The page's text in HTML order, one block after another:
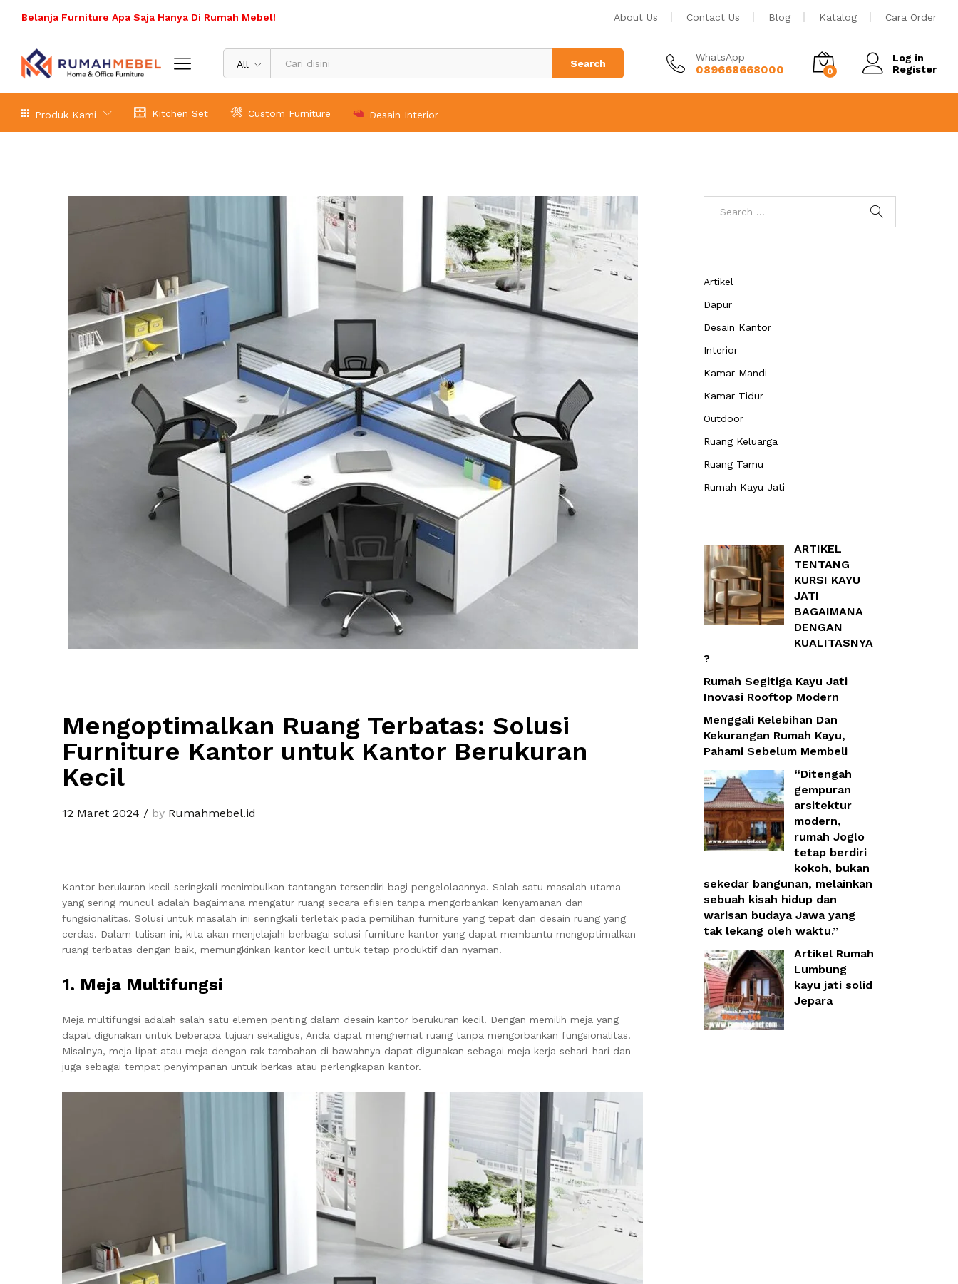
Belanja Furniture Apa Saja Hanya Di Rumah Mebel! About Us Contact Us Blog Katalog Cara Order
All Search
WhatsApp
089668668000 0
Log in
Register
Produk Kami Kitchen Set Custom Furniture Desain Interior
Mengoptimalkan Ruang Terbatas: Solusi
Furniture Kantor untuk Kantor Berukuran
Kecil
12 Maret 2024 / by Rumahmebel.id
Kantor berukuran kecil seringkali menimbulkan tantangan tersendiri bagi pengelolaannya. Salah satu masalah utama
yang sering muncul adalah bagaimana mengatur ruang secara efisien tanpa mengorbankan kenyamanan dan
fungsionalitas. Solusi untuk masalah ini seringkali terletak pada pemilihan furniture yang tepat dan desain ruang yang
cerdas. Dalam tulisan ini, kita akan menjelajahi berbagai solusi furniture kantor yang dapat membantu mengoptimalkan
ruang terbatas dengan baik, memungkinkan kantor kecil untuk tetap produktif dan nyaman.
1. Meja Multifungsi
Meja multifungsi adalah salah satu elemen penting dalam desain kantor berukuran kecil. Dengan memilih meja yang
dapat digunakan untuk beberapa tujuan sekaligus, Anda dapat menghemat ruang tanpa mengorbankan fungsionalitas.
Misalnya, meja lipat atau meja dengan rak tambahan di bawahnya dapat digunakan sebagai meja kerja sehari-hari dan
juga sebagai tempat penyimpanan untuk berkas atau perlengkapan kantor.
Artikel
Dapur
Desain Kantor
Interior
Kamar Mandi
Kamar Tidur
Outdoor
Ruang Keluarga
Ruang Tamu
Rumah Kayu Jati
ARTIKEL
TENTANG
KURSI KAYU
JATI
BAGAIMANA
DENGAN
KUALITASNYA
?
Rumah Segitiga Kayu Jati
Inovasi Rooftop Modern
Menggali Kelebihan Dan
Kekurangan Rumah Kayu,
Pahami Sebelum Membeli
“Ditengah
gempuran
arsitektur
modern,
rumah Joglo
tetap berdiri
kokoh, bukan
sekedar bangunan, melainkan
sebuah kisah hidup dan
warisan budaya Jawa yang
tak lekang oleh waktu.”
Artikel Rumah
Lumbung
kayu jati solid
Jepara